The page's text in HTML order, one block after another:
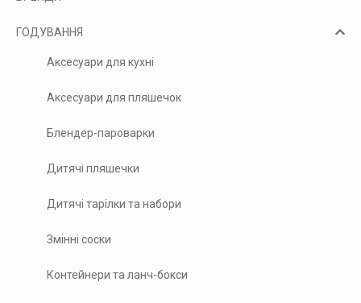
ГОДУВАННЯ
Аксесуари для кухні
Аксесуари для пляшечок
Блендер-пароварки
Дитячі пляшечки
Дитячі тарілки та набори
Змінні соски
Контейнери та ланч-бокси